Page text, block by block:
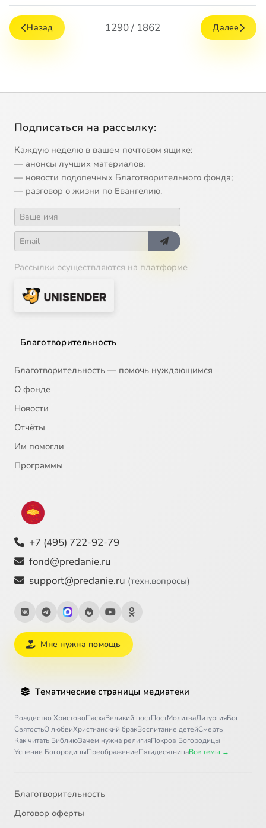
Назад 1290 / 1862 Далее
Подписаться на рассылку:
Каждую неделю в вашем почтовом ящике:
— анонсы лучших материалов;
— новости подопечных Благотворительного фонда;
— разговор о жизни по Евангелию.
Рассылки осуществляются на платформе
Благотворительность
Благотворительность — помочь нуждающимся
О фонде
Новости
Отчёты
Им помогли
Программы
+7 (495) 722-92-79
fond@predanie.ru
support@predanie.ru (техн.вопросы)
Мне нужна помощь
Тематические страницы медиатеки
Рождество ХристовоПасхаВеликий постПостМолитваЛитургияБог
СвятостьО любвиХристианский бракВоспитание детейСмерть
Как читать БиблиюЗачем нужна религияПокров Богородицы
Успение БогородицыПреображениеПятидесятницаВсе темы →
Благотворительность
Договор оферты